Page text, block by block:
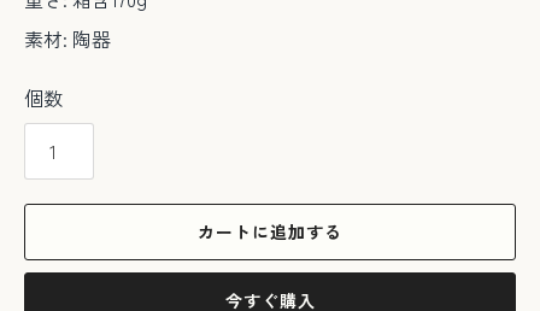
素材: 陶器
個数
カートに追加する
今すぐ購入